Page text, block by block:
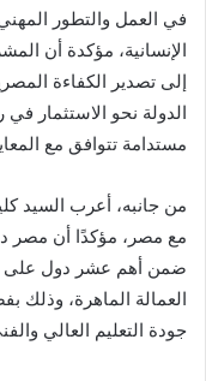
في العمل والتطور
الإنسانية، مؤكدة أن
إلى تصدير الكفاءة
الدولة نحو الاستثمار
مستدامة تتوافق مع
من جانبه، أعرب السيد
مع مصر، مؤكدًا أن مصر
ضمن أهم عشر دول على
العمالة الماهرة،
جودة التعليم العالي